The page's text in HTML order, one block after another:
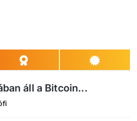
áll a Bitcoin...